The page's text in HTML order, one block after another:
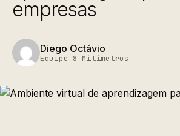
empresas
Diego Octávio
Equipe 8 Milímetros